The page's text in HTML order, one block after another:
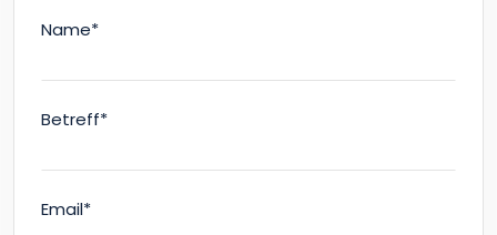
Name*
Betreff*
Email*